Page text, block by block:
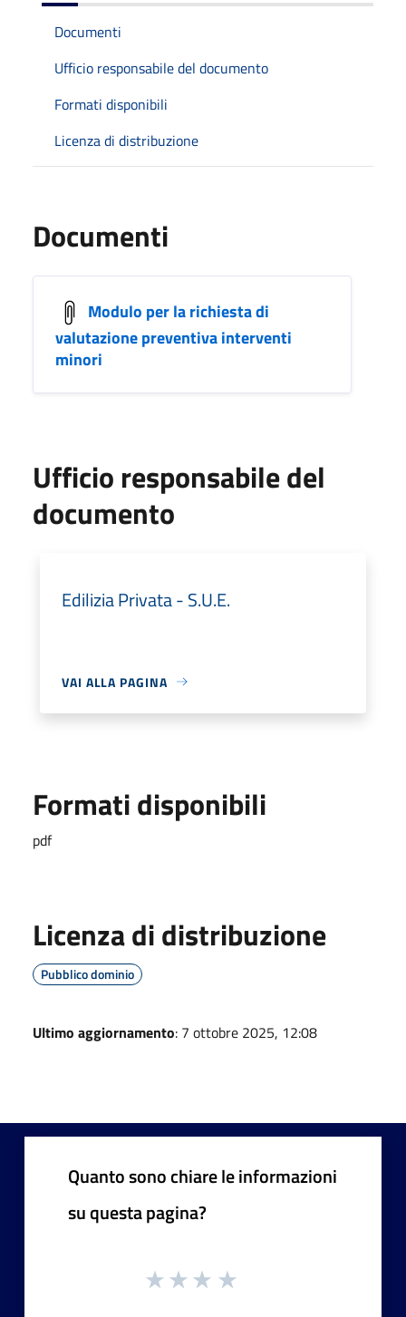
Documenti
Ufficio responsabile del documento
Formati disponibili
Licenza di distribuzione
Documenti
Modulo per la richiesta di
valutazione preventiva interventi
minori
Ufficio responsabile del
documento
Edilizia Privata - S.U.E.
VAI ALLA PAGINA
Formati disponibili
pdf
Licenza di distribuzione
Pubblico dominio
Ultimo aggiornamento: 7 ottobre 2025, 12:08
Quanto sono chiare le informazioni
su questa pagina?